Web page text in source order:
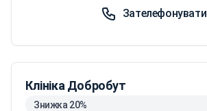
Зателефонувати
Клініка Добробут
Знижка 20%